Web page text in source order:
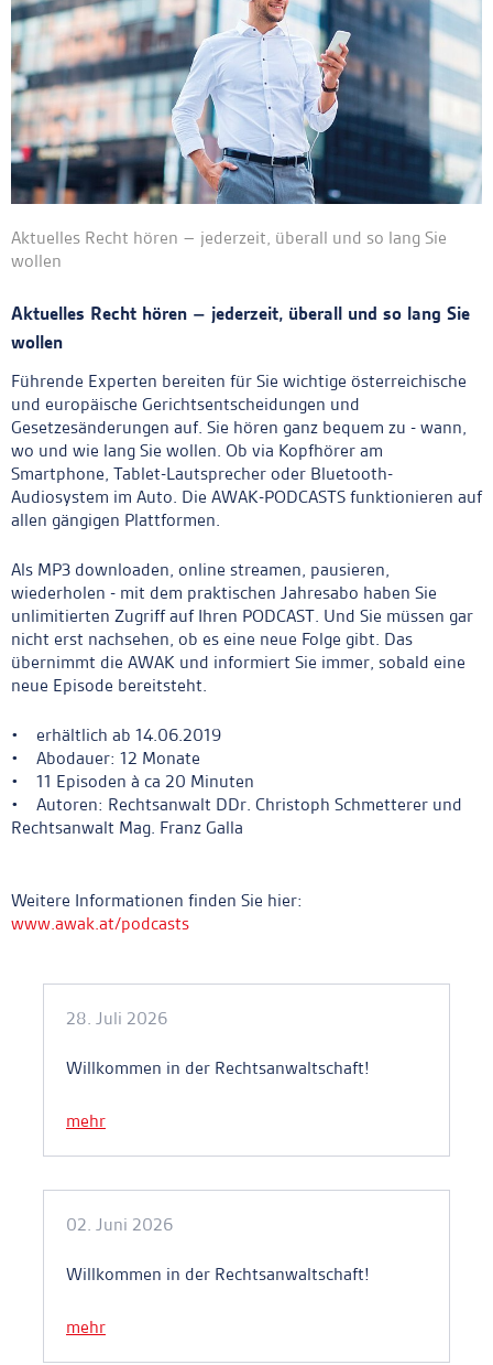
Aktuelles Recht hören – jederzeit, überall und so lang Sie
wollen
Aktuelles Recht hören – jederzeit, überall und so lang Sie
wollen
Führende Experten bereiten für Sie wichtige österreichische
und europäische Gerichtsentscheidungen und
Gesetzesänderungen auf. Sie hören ganz bequem zu - wann,
wo und wie lang Sie wollen. Ob via Kopfhörer am
Smartphone, Tablet-Lautsprecher oder Bluetooth-
Audiosystem im Auto. Die AWAK-PODCASTS funktionieren auf
allen gängigen Plattformen.
Als MP3 downloaden, online streamen, pausieren,
wiederholen - mit dem praktischen Jahresabo haben Sie
unlimitierten Zugriff auf Ihren PODCAST. Und Sie müssen gar
nicht erst nachsehen, ob es eine neue Folge gibt. Das
übernimmt die AWAK und informiert Sie immer, sobald eine
neue Episode bereitsteht.
• erhältlich ab 14.06.2019
• Abodauer: 12 Monate
• 11 Episoden à ca 20 Minuten
• Autoren: Rechtsanwalt DDr. Christoph Schmetterer und
Rechtsanwalt Mag. Franz Galla
Weitere Informationen finden Sie hier:
www.awak.at/podcasts
28. Juli 2026
Willkommen in der Rechtsanwaltschaft!
mehr
02. Juni 2026
Willkommen in der Rechtsanwaltschaft!
mehr